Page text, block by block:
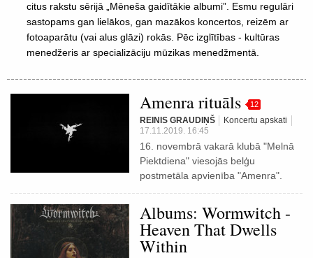
citus rakstu sērijā „Mēneša gaidītākie albumi”. Esmu regulāri
sastopams gan lielākos, gan mazākos koncertos, reizēm ar
fotoaparātu (vai alus glāzi) rokās. Pēc izglītības - kultūras
menedžeris ar specializāciju mūzikas menedžmentā.
Amenra rituāls 12
REINIS GRAUDIŅŠ
Koncertu apskati
17.11.2019. 16:45
16. novembrā vakarā klubā "Melnā
Piektdiena" viesojās belģu
postmetāla apvienība "Amenra".
Albums: Wormwitch -
Heaven That Dwells
Within